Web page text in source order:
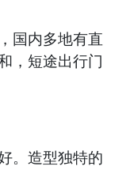
国内多地有直
，短途出行门
。造型独特的